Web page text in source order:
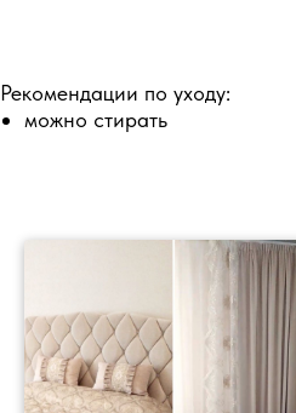
Рекомендации по уходу:
можно стирать